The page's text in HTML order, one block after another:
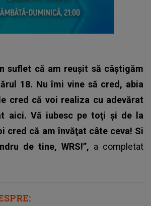
suflet că am reuşit să câştigăm
18. Nu îmi vine să cred, abia
cred că voi realiza cu adevărat
aici. Vă iubesc pe toţi şi de la
cred că am învăţat câte ceva! Si
de tine, WRS!”, a completat